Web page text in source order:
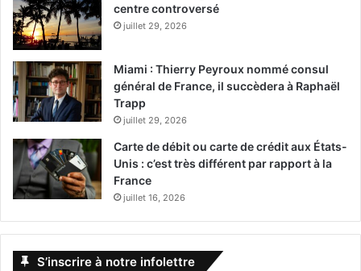
centre controversé
juillet 29, 2026
Miami : Thierry Peyroux nommé consul
général de France, il succèdera à Raphaël
Trapp
juillet 29, 2026
Carte de débit ou carte de crédit aux États-
Unis : c’est très différent par rapport à la
France
juillet 16, 2026
S’inscrire à notre infolettre